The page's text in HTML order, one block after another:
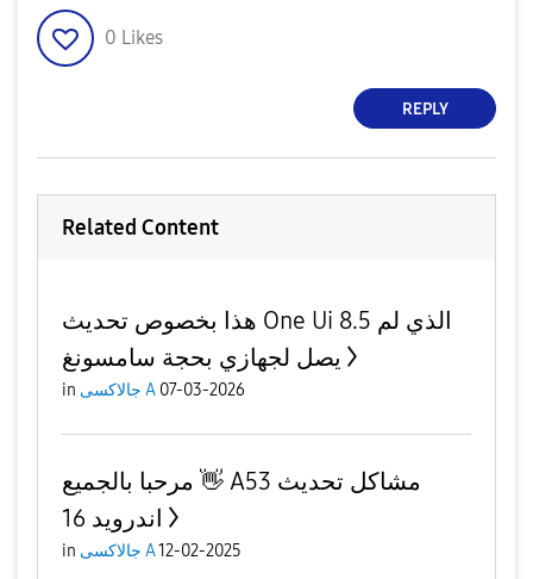
0 Likes
REPLY
Related Content
هذا بخصوص تحديث One Ui 8.5 الذي لم
يصل لجهازي بحجة سامسونغ
in جالاكسى A 07-03-2026
مرحبا بالجميع 👋 A53 مشاكل تحديث
اندرويد 16
in جالاكسى A12-02-2025